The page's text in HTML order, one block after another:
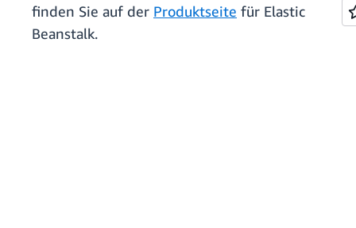
finden Sie auf der Produktseite für Elastic
Beanstalk.